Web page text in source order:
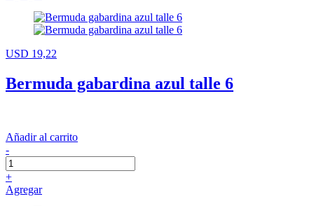
USD 19,22
Bermuda gabardina azul talle 6
Añadir al carrito
-
+
Agregar